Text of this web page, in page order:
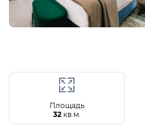
Площадь
32 кв.м.